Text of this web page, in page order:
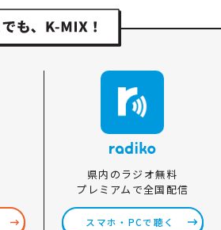
県内のラジオ無料
プレミアムで全国配信
スマホ・PCで聴く